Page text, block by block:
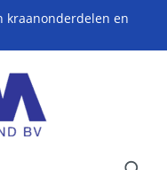
kraanonderdelen en